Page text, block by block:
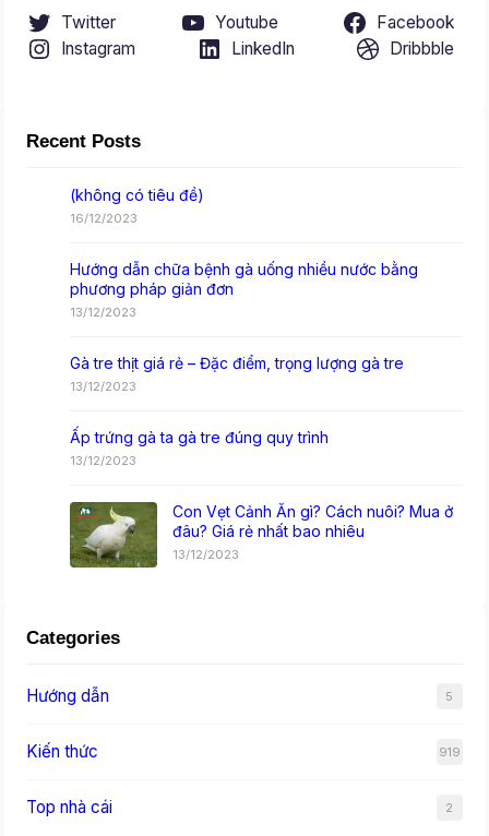
Twitter Youtube
Facebook
Instagram
LinkedIn Dribbble
Recent Posts
(không có tiêu đề)
16/12/2023
Hướng dẫn chữa bệnh gà uống nhiều nước bằng
phương pháp giản đơn
13/12/2023
Gà tre thịt giá rẻ – Đặc điểm, trọng lượng gà tre
13/12/2023
Ấp trứng gà ta gà tre đúng quy trình
13/12/2023
Con Vẹt Cảnh Ăn gì? Cách nuôi? Mua ở
đâu? Giá rẻ nhất bao nhiêu
13/12/2023
Categories
Hướng dẫn 5
Kiến thức 919
Top nhà cái 2